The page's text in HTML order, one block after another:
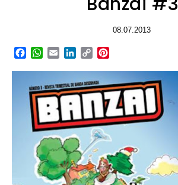
08.07.2013
Facebook
WhatsApp
EmailLinkedIn
Copy